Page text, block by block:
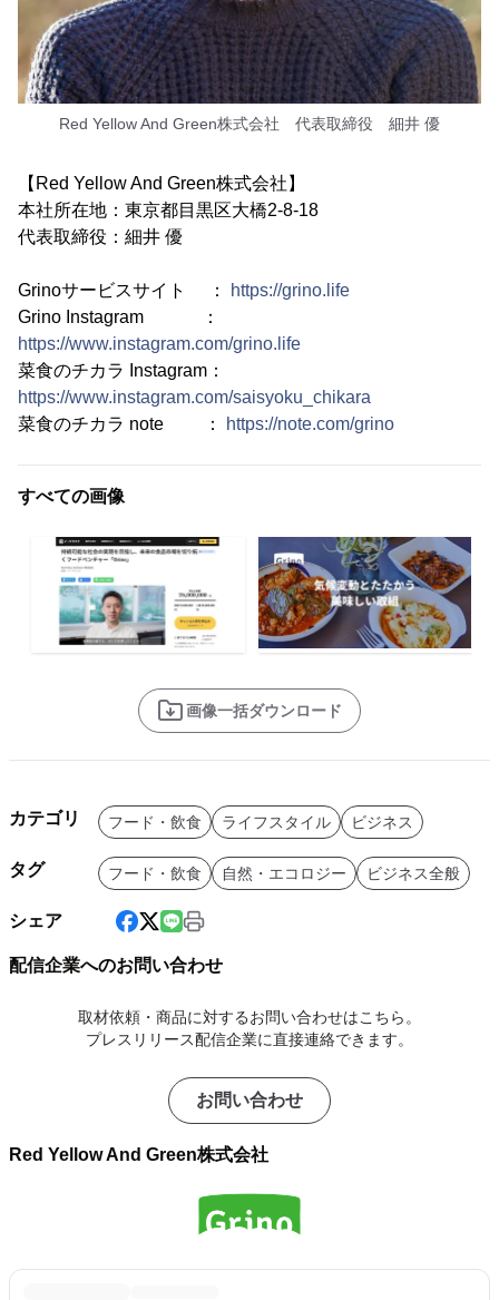
Red Yellow And Green株式会社 代表取締役 細井 優
【Red Yellow And Green株式会社】
本社所在地：東京都目黒区大橋2-8-18
代表取締役：細井 優
Grinoサービスサイト ：
https://grino.life
Grino Instagram ：
https://www.instagram.com/grino.life
菜食のチカラ Instagram：
https://www.instagram.com/saisyoku_chikara
菜食のチカラ note ：
https://note.com/grino
すべての画像
画像一括ダウンロード
カテゴリ フード・飲食 ライフスタイル ビジネス
タグ フード・飲食 自然・エコロジー ビジネス全般
シェア
配信企業へのお問い合わせ
取材依頼・商品に対するお問い合わせはこちら。
プレスリリース配信企業に直接連絡できます。
お問い合わせ
Red Yellow And Green株式会社